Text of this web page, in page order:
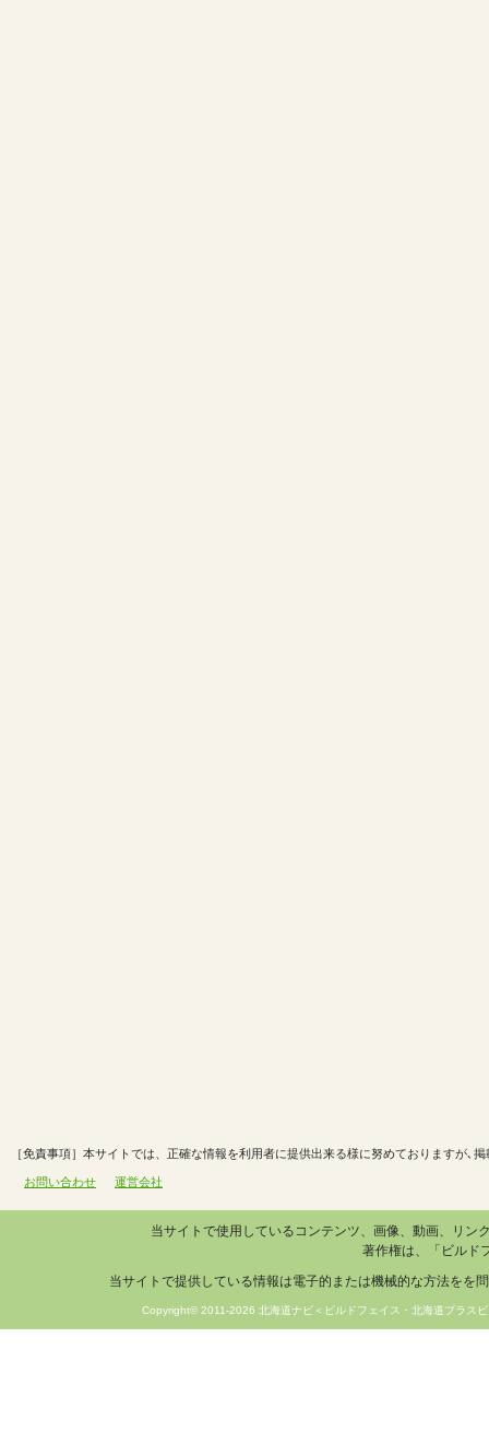
［免責事項］本サイトでは、正確な情報を利用者に提供出来る様に努めておりますが､
お問い合わせ 運営会社
当サイトで使用しているコンテンツ、画像、動画、リ
著作権は、「ビルド
当サイトで提供している情報は電子的または機械的な方法をを
Copyright© 2011-2026 北海道ナビ＜ビルドフェイス・北海道プラ